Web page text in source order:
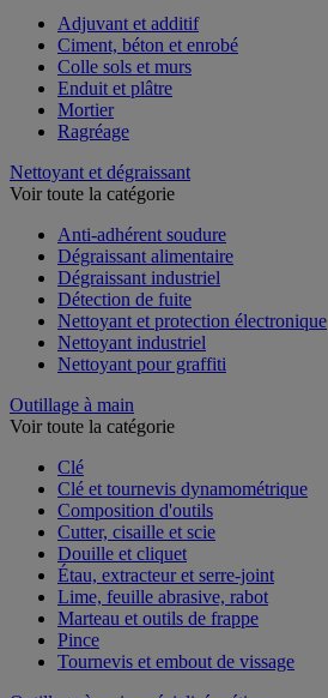
Adjuvant et additif
Ciment, béton et enrobé
Colle sols et murs
Enduit et plâtre
Mortier
Ragréage
Nettoyant et dégraissant
Voir toute la catégorie
Anti-adhérent soudure
Dégraissant alimentaire
Dégraissant industriel
Détection de fuite
Nettoyant et protection électronique
Nettoyant industriel
Nettoyant pour graffiti
Outillage à main
Voir toute la catégorie
Clé
Clé et tournevis dynamométrique
Composition d'outils
Cutter, cisaille et scie
Douille et cliquet
Étau, extracteur et serre-joint
Lime, feuille abrasive, rabot
Marteau et outils de frappe
Pince
Tournevis et embout de vissage